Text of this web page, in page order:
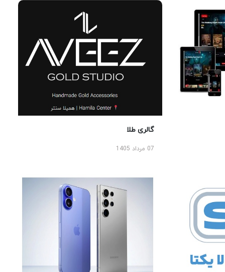
گالری طلا
07 مرداد 1405